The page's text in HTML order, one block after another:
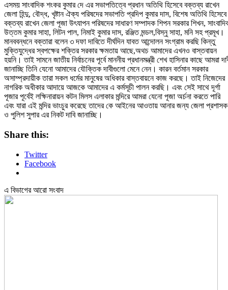
এসময় সাংবাদিক শংকর কুমার দে এর সভাপতিত্বে প্রধান অতিথি হিসেবে বক্তব্য রাখেন
জেলা হিন্দু, বৌদ্ধ, খৃষ্টান ঐক্য পরিষদের সভাপতি প্রদিপ কুমার দাস, বিশেষ অতিথি হিসেবে
বক্তব্য রাখেন জেলা পূজা উৎযাপন পরিষদের সাধারণ সম্পাদক শিপন সরকার শিখন,
উত্তম কুমার সাহা, লিটন পাল, নিমাই কুমার দাস, রঞ্জিত মন্ডল,বিস্নু সাহা, মনি সহ প্রমূখ।
মানববন্ধনে বক্তারা বলেন ৩ দফা দাবিতে দীর্ঘদিন যাবত আন্দোলন সংগ্রাম করছি কিন্তু
মুক্তিযুদ্ধের স্বপক্ষের শক্তির সরকার ক্ষমতায় আছে,অথচ আমাদের এখনও বাস্তবায়ন
হয়নি। তাই সামনে জাতীয় নির্বাচনের পূর্বে মাননীয় প্রধানমন্ত্রী শেখ হাসিনার কাছে আমরা
জানাচ্ছি তিনি যেনো আমাদের যৌক্তিক দাবীগুলো মেনে নেন। কারন বর্তমান সরকার
অসাম্প্রদায়ীক তারা সকল ধর্মের মানুষের অধিকার বাস্তবায়নে কাজ করছে। তাই নিজেদের
নাগরিক অধীকার আদায়ে আজকে আমাদের এ কর্মসূচী পালন করছি। এবং সেই সাথে দূর্গা
পূজার পূর্বেই লক্ষিনারায়ন কটন মিলস এলাকার মন্দিরে আমরা যেনো পূজা অর্চনা করতে পারি
এবং যারা এই মন্দির ভাংচুর করেছে তাদের কে আইনের আওতায় আনার জন্য জেলা প্রশাসক
ও পুলিশ সুপার এর নিকট দাবি জানাচ্ছি।
Share this:
Twitter
Facebook
এ বিভাগের আরো সংবাদ